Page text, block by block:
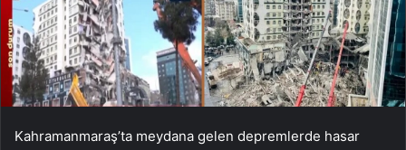
Kahramanmaraş’ta meydana gelen depremlerde hasar